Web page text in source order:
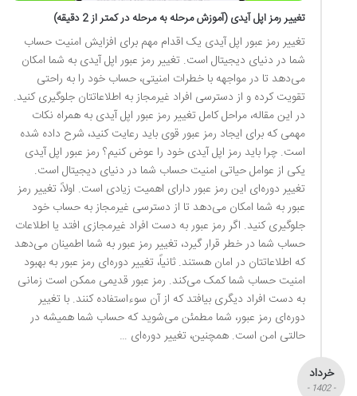
تغییر رمز اپل آیدی (آموزش مرحله به مرحله در کمتر از 2 دقیقه)
تغییر رمز عبور اپل آیدی یک اقدام مهم برای افزایش امنیت حساب
شما در دنیای دیجیتال است. تغییر رمز عبور اپل آیدی به شما امکان
می‌دهد تا در مواجهه با خطرات امنیتی، حساب خود را به راحتی
تقویت کرده و از دسترسی افراد غیرمجاز به اطلاعاتتان جلوگیری کنید.
در این مقاله، مراحل کامل تغییر رمز عبور اپل آیدی به همراه نکات
مهمی که برای ایجاد رمز عبور قوی باید رعایت کنید، شرح داده شده
است. چرا باید رمز اپل آیدی خود را عوض کنیم؟ رمز عبور اپل آیدی
یکی از عوامل حیاتی امنیت حساب شما در دنیای دیجیتال است.
تغییر دوره‌ای این رمز عبور دارای اهمیت زیادی است. اولاً، تغییر رمز
عبور به شما امکان می‌دهد تا از دسترسی غیرمجاز به حساب خود
جلوگیری کنید. اگر رمز عبور به دست افراد غیرمجازی افتد یا اطلاعات
حساب شما در خطر قرار گیرد، تغییر رمز عبور به شما اطمینان می‌دهد
که اطلاعاتتان در امان هستند. ثانیاً، تغییر دوره‌ای رمز عبور به بهبود
امنیت حساب شما کمک می‌کند. رمز عبور قدیمی ممکن است زمانی
به دست افراد دیگری بیافتد که از آن سوءاستفاده کنند. با تغییر
دوره‌ای رمز عبور، شما مطمئن می‌شوید که حساب شما همیشه در
حالتی امن است. همچنین، تغییر دوره‌ای …
خرداد
- 1402 -